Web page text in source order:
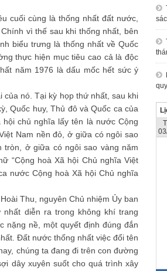
cuối cùng là thống nhất đất nước,
vì thế sau khi thống nhất, bên
biểu trưng là thống nhất về Quốc
thực hiện mục tiêu cao cả là độc
năm 1976 là dấu mốc hết sức ý
của nó. Tại kỳ họp thứ nhất, sau khi
Quốc huy, Thủ đô và Quốc ca của
chủ nghĩa lấy tên là nước Cộng
Nam nền đỏ, ở giữa có ngôi sao
tròn, ở giữa có ngôi sao vàng năm
“Cộng hoà Xã hội Chủ nghĩa Việt
nước Cộng hoà Xã hội Chủ nghĩa
Thu, nguyên Chủ nhiệm Ủy ban
diễn ra trong không khí trang
nặng nề, một quyết định đúng đắn
Đất nước thống nhất việc đổi tên
chúng ta đang đi trên con đường
dây xuyên suốt cho quá trình xây